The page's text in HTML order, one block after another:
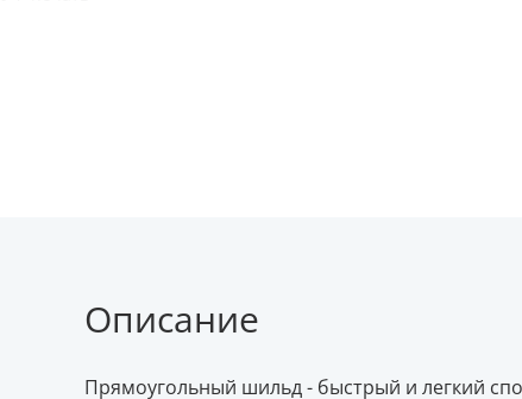
Описание
Прямоугольный шильд - быстрый и легкий